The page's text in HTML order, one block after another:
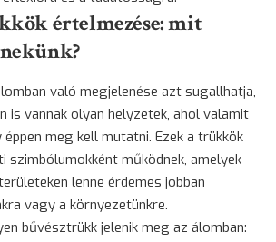
értelmezése: mit
való megjelenése azt sugallhatja,
is vannak olyan helyzetek, ahol valamit
meg kell mutatni. Ezek a trükkök
szimbólumokként működnek, amelyek
lenne érdemes jobban
vagy a környezetünkre.
bűvésztrükk jelenik meg az álomban: